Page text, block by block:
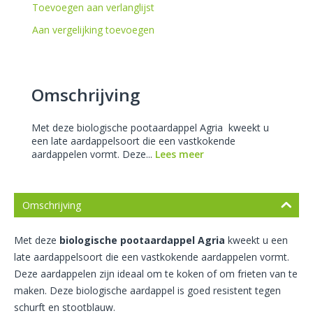
Toevoegen aan verlanglijst
Aan vergelijking toevoegen
Omschrijving
Met deze biologische pootaardappel Agria kweekt u
een late aardappelsoort die een vastkokende
aardappelen vormt. Deze... Lees meer
Omschrijving
Met deze biologische pootaardappel Agria kweekt u een
late aardappelsoort die een vastkokende aardappelen vormt.
Deze aardappelen zijn ideaal om te koken of om frieten van te
maken. Deze biologische aardappel is goed resistent tegen
schurft en stootblauw.